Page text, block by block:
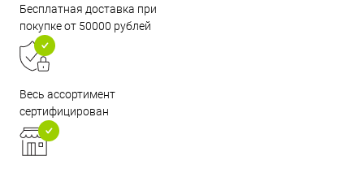
Бесплатная доставка при
покупке от 50000 рублей
Весь ассортимент
сертифицирован